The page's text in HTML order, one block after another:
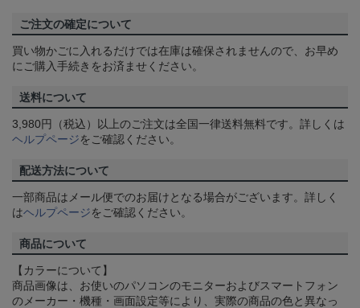
ご注文の確定について
買い物かごに入れるだけでは在庫は確保されませんので、お早め
にご購入手続きをお済ませください。
送料について
3,980円（税込）以上のご注文は全国一律送料無料です。詳しくは
ヘルプページをご確認ください。
配送方法について
一部商品はメール便でのお届けとなる場合がございます。詳しく
はヘルプページをご確認ください。
商品について
【カラーについて】
商品画像は、お使いのパソコンのモニターおよびスマートフォン
のメーカー・機種・画面設定等により、実際の商品の色と異なっ